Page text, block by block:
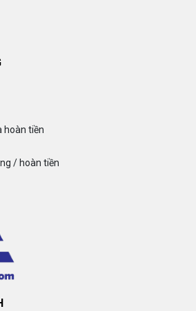
hoàn tiền
/ hoàn tiền